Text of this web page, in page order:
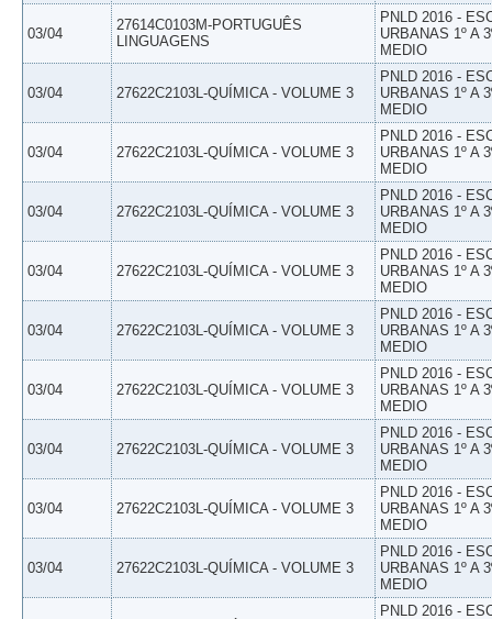
03/04
27614C0103M-PORTUGUÊS
LINGUAGENS
PNLD 2016 -
URBANAS 1º A
MEDIO
03/04 27622C2103L-QUÍMICA - VOLUME 3
PNLD 2016 -
URBANAS 1º A
MEDIO
03/04 27622C2103L-QUÍMICA - VOLUME 3
PNLD 2016 -
URBANAS 1º A
MEDIO
03/04 27622C2103L-QUÍMICA - VOLUME 3
PNLD 2016 -
URBANAS 1º A
MEDIO
03/04 27622C2103L-QUÍMICA - VOLUME 3
PNLD 2016 -
URBANAS 1º A
MEDIO
03/04 27622C2103L-QUÍMICA - VOLUME 3
PNLD 2016 -
URBANAS 1º A
MEDIO
03/04 27622C2103L-QUÍMICA - VOLUME 3
PNLD 2016 -
URBANAS 1º A
MEDIO
03/04 27622C2103L-QUÍMICA - VOLUME 3
PNLD 2016 -
URBANAS 1º A
MEDIO
03/04 27622C2103L-QUÍMICA - VOLUME 3
PNLD 2016 -
URBANAS 1º A
MEDIO
03/04 27622C2103L-QUÍMICA - VOLUME 3
PNLD 2016 -
URBANAS 1º A
MEDIO
PNLD 2016 -